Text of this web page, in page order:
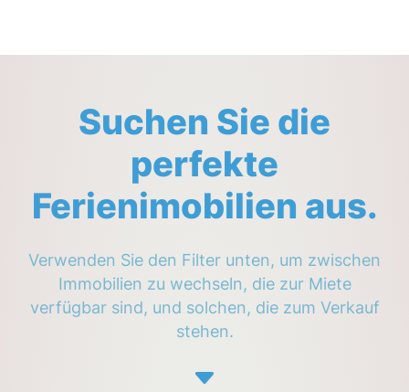
Suchen Sie die
perfekte
Ferienimobilien aus.
Verwenden Sie den Filter unten, um zwischen
Immobilien zu wechseln, die zur Miete
verfügbar sind, und solchen, die zum Verkauf
stehen.